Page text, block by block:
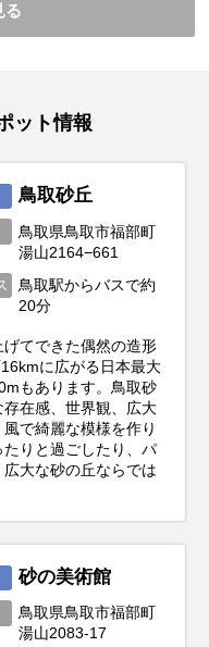
る
ット情報
鳥取砂丘
鳥取県鳥取市福部町
湯山2164−661
鳥取駅からバスで約
20分
てできた偶然の造形
に広がる日本最大
もあります。鳥取砂
在感、世界観、広大
で綺麗な模様を作り
りと過ごしたり、パ
大な砂の丘ならでは
砂の美術館
鳥取県鳥取市福部町
湯山2083-17